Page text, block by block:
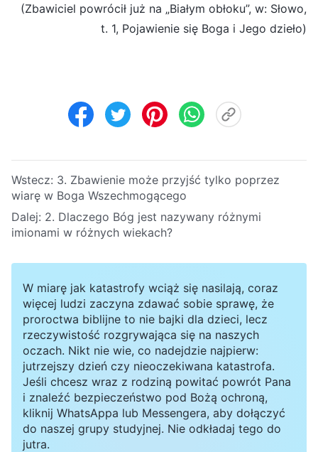
(Zbawiciel powrócił już na „Białym obłoku”, w: Słowo,
t. 1, Pojawienie się Boga i Jego dzieło)
Wstecz: 3. Zbawienie może przyjść tylko poprzez
wiarę w Boga Wszechmogącego
Dalej: 2. Dlaczego Bóg jest nazywany różnymi
imionami w różnych wiekach?
W miarę jak katastrofy wciąż się nasilają, coraz
więcej ludzi zaczyna zdawać sobie sprawę, że
proroctwa biblijne to nie bajki dla dzieci, lecz
rzeczywistość rozgrywająca się na naszych
oczach. Nikt nie wie, co nadejdzie najpierw:
jutrzejszy dzień czy nieoczekiwana katastrofa.
Jeśli chcesz wraz z rodziną powitać powrót Pana
i znaleźć bezpieczeństwo pod Bożą ochroną,
kliknij WhatsAppa lub Messengera, aby dołączyć
do naszej grupy studyjnej. Nie odkładaj tego do
jutra.